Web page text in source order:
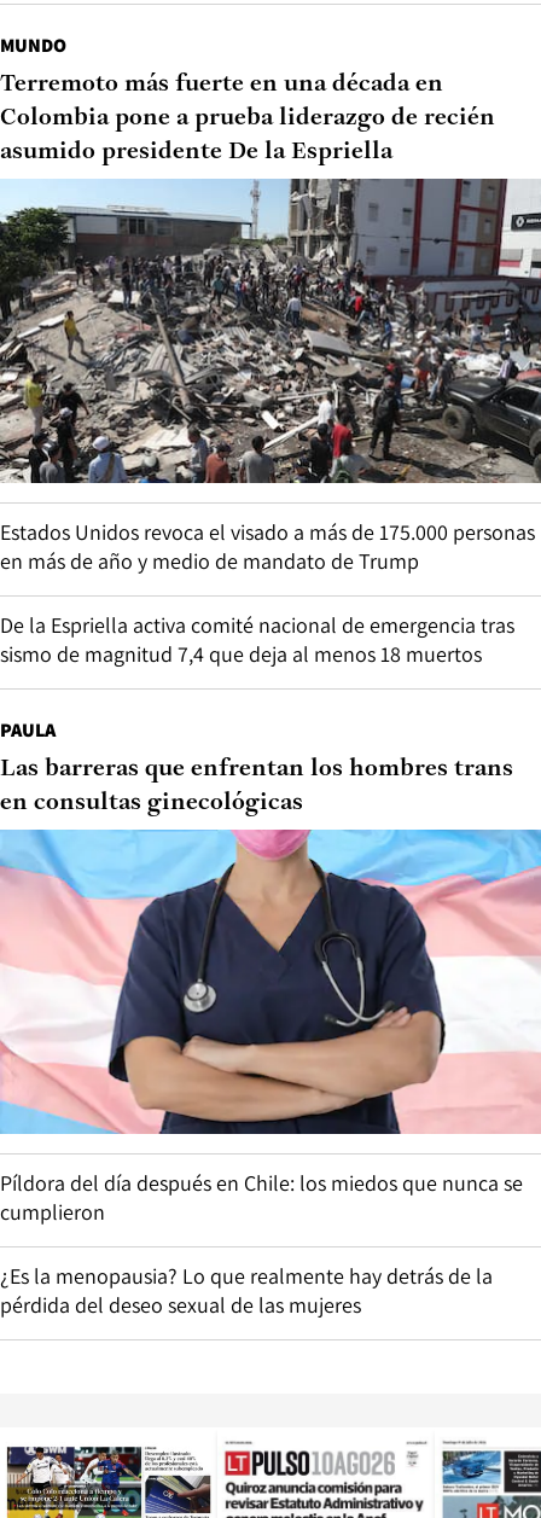
MUNDO
Terremoto más fuerte en una década en
Colombia pone a prueba liderazgo de recién
asumido presidente De la Espriella
Estados Unidos revoca el visado a más de 175.000 personas
en más de año y medio de mandato de Trump
De la Espriella activa comité nacional de emergencia tras
sismo de magnitud 7,4 que deja al menos 18 muertos
PAULA
Las barreras que enfrentan los hombres trans
en consultas ginecológicas
Píldora del día después en Chile: los miedos que nunca se
cumplieron
¿Es la menopausia? Lo que realmente hay detrás de la
pérdida del deseo sexual de las mujeres
Opens in new window Opens in